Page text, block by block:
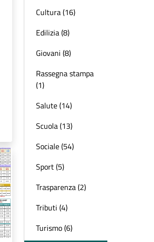
Cultura (16)
Edilizia (8)
Giovani (8)
Rassegna stampa
(1)
Salute (14)
Scuola (13)
Sociale (54)
Sport (5)
Trasparenza (2)
Tributi (4)
Turismo (6)